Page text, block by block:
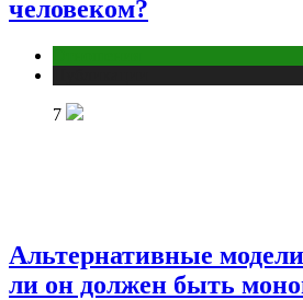
человеком?
7
Альтернативные
ли он должен быть